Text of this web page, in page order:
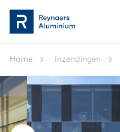
Home Inzendingen